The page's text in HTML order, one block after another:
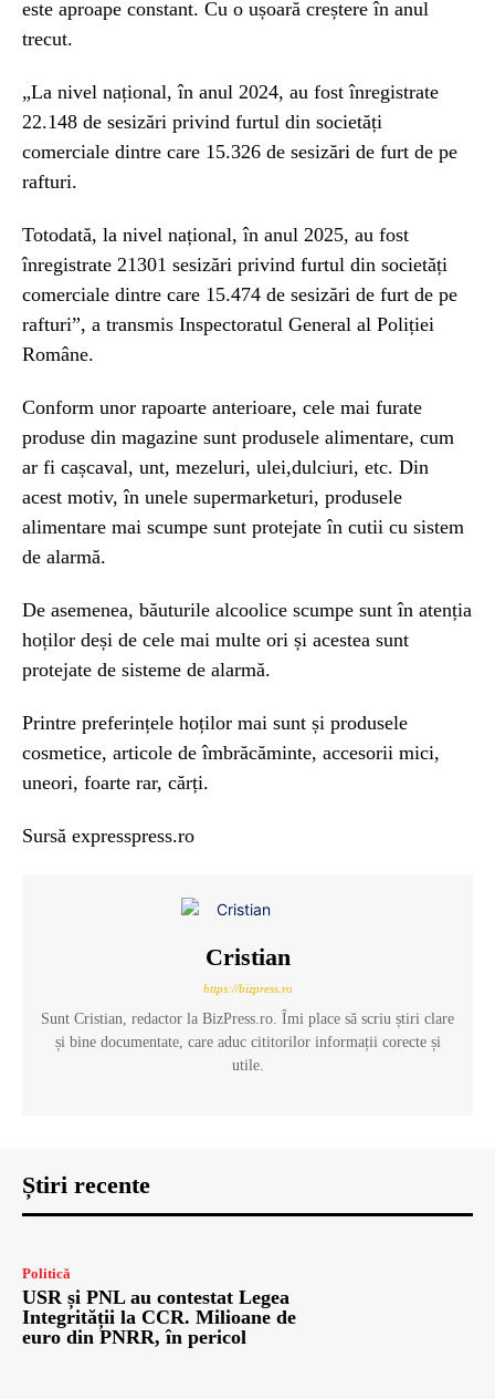
este aproape constant. Cu o ușoară creștere în anul
trecut.
„La nivel național, în anul 2024, au fost înregistrate
22.148 de sesizări privind furtul din societăți
comerciale dintre care 15.326 de sesizări de furt de pe
rafturi.
Totodată, la nivel național, în anul 2025, au fost
înregistrate 21301 sesizări privind furtul din societăți
comerciale dintre care 15.474 de sesizări de furt de pe
rafturi”, a transmis Inspectoratul General al Poliției
Române.
Conform unor rapoarte anterioare, cele mai furate
produse din magazine sunt produsele alimentare, cum
ar fi cașcaval, unt, mezeluri, ulei,dulciuri, etc. Din
acest motiv, în unele supermarketuri, produsele
alimentare mai scumpe sunt protejate în cutii cu sistem
de alarmă.
De asemenea, băuturile alcoolice scumpe sunt în atenția
hoților deși de cele mai multe ori și acestea sunt
protejate de sisteme de alarmă.
Printre preferințele hoților mai sunt și produsele
cosmetice, articole de îmbrăcăminte, accesorii mici,
uneori, foarte rar, cărți.
Sursă expresspress.ro
Cristian
https://bizpress.ro
Sunt Cristian, redactor la BizPress.ro. Îmi place să scriu știri clare
și bine documentate, care aduc cititorilor informații corecte și
utile.
Știri recente
Politică
USR și PNL au contestat Legea
Integrității la CCR. Milioane de
euro din PNRR, în pericol